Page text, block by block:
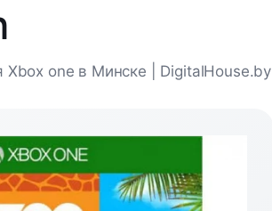
Xbox one в Минске | DigitalHouse.by